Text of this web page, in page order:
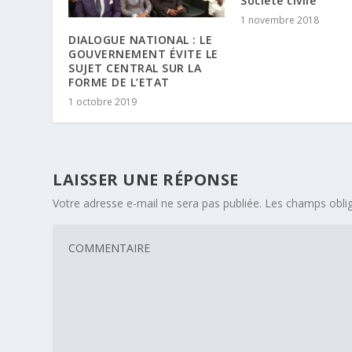
DIALOGUE NATIONAL : LE
GOUVERNEMENT ÉVITE LE
SUJET CENTRAL SUR LA
FORME DE L’ETAT
1 octobre 2019
1 novembre 2018
LAISSER UNE RÉPONSE
Votre adresse e-mail ne sera pas publiée. Les champs